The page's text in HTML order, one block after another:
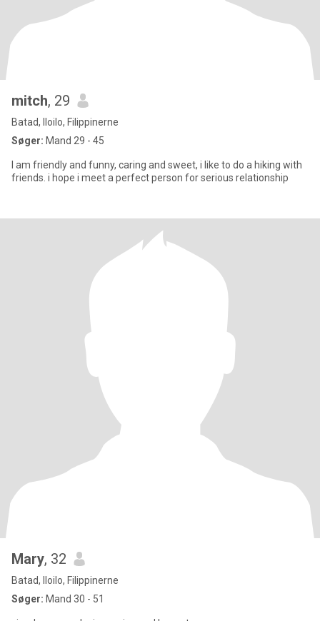
mitch, 29
Batad, Iloilo, Filippinerne
Søger: Mand 29 - 45
I am friendly and funny, caring and sweet, i like to do a hiking with
friends. i hope i meet a perfect person for serious relationship
Mary, 32
Batad, Iloilo, Filippinerne
Søger: Mand 30 - 51